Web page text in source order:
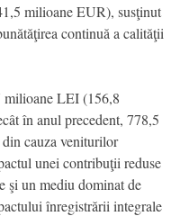
milioane EUR), susţinut
continuă a calităţii
milioane LEI (156,8
în anul precedent, 778,5
cauza veniturilor
unei contribuţii reduse
şi un mediu dominat de
înregistrării integrale